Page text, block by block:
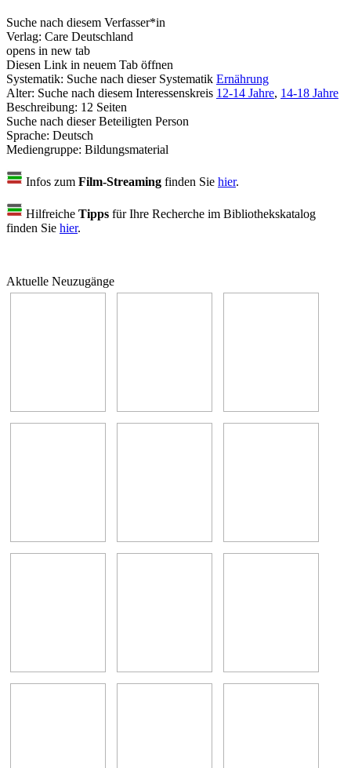
Suche nach diesem Verfasser*in
Verlag: Care Deutschland
opens in new tab
Diesen Link in neuem Tab öffnen
Systematik: Suche nach dieser Systematik Ernährung
Alter: Suche nach diesem Interessenskreis 12-14 Jahre, 14-18 Jahre
Beschreibung: 12 Seiten
Suche nach dieser Beteiligten Person
Sprache: Deutsch
Mediengruppe: Bildungsmaterial
Infos zum Film-Streaming finden Sie hier.
Hilfreiche Tipps für Ihre Recherche im Bibliothekskatalog
finden Sie hier.
Aktuelle Neuzugänge